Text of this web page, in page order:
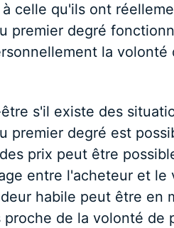
celle qu'ils ont
premier degré
la volonté
s'il existe des
premier degré est
prix peut être
entre l'acheteur et le
habile peut être en
de la volonté de